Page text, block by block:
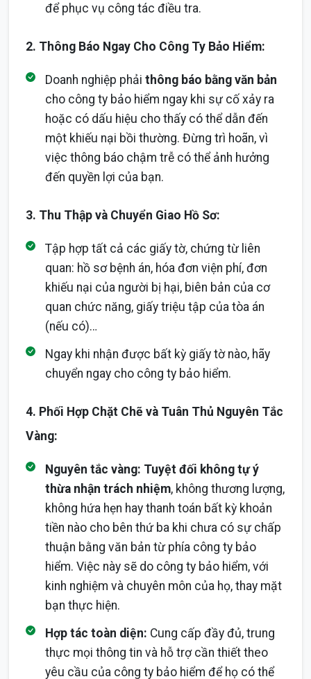
để phục vụ công tác điều tra.
2. Thông Báo Ngay Cho Công Ty Bảo Hiểm:
Doanh nghiệp phải thông báo bằng văn bản
cho công ty bảo hiểm ngay khi sự cố xảy ra
hoặc có dấu hiệu cho thấy có thể dẫn đến
một khiếu nại bồi thường. Đừng trì hoãn, vì
việc thông báo chậm trễ có thể ảnh hưởng
đến quyền lợi của bạn.
3. Thu Thập và Chuyển Giao Hồ Sơ:
Tập hợp tất cả các giấy tờ, chứng từ liên
quan: hồ sơ bệnh án, hóa đơn viện phí, đơn
khiếu nại của người bị hại, biên bản của cơ
quan chức năng, giấy triệu tập của tòa án
(nếu có)…
Ngay khi nhận được bất kỳ giấy tờ nào, hãy
chuyển ngay cho công ty bảo hiểm.
4. Phối Hợp Chặt Chẽ và Tuân Thủ Nguyên Tắc
Vàng:
Nguyên tắc vàng: Tuyệt đối không tự ý
thừa nhận trách nhiệm, không thương lượng,
không hứa hẹn hay thanh toán bất kỳ khoản
tiền nào cho bên thứ ba khi chưa có sự chấp
thuận bằng văn bản từ phía công ty bảo
hiểm. Việc này sẽ do công ty bảo hiểm, với
kinh nghiệm và chuyên môn của họ, thay mặt
bạn thực hiện.
Hợp tác toàn diện: Cung cấp đầy đủ, trung
thực mọi thông tin và hỗ trợ cần thiết theo
yêu cầu của công ty bảo hiểm để họ có thể